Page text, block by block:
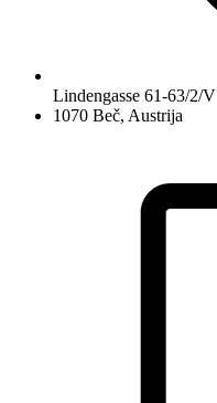
Lindengasse 61-63/2/V
1070 Beč, Austrija